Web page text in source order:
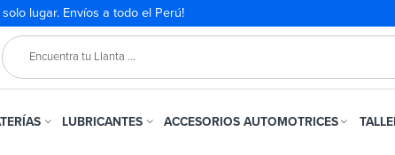
lugar. Envíos a todo el Perú!
LUBRICANTES ACCESORIOS AUTOMOTRICES